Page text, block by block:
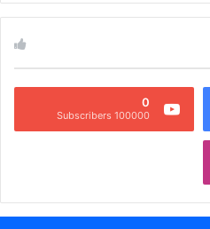
0
100000 Subscribers